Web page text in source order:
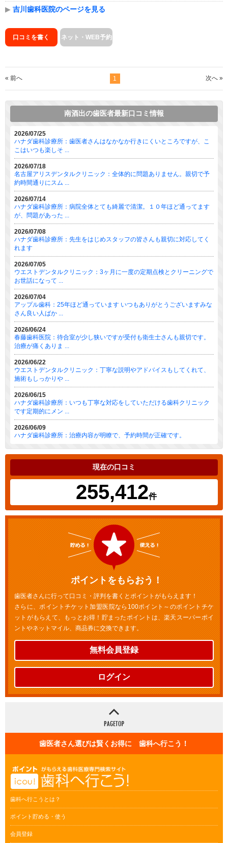
▶ 吉川歯科医院のページを見る
口コミを書く ネット・WEB予約
« 前へ 1 次へ »
南酒出の歯医者最新口コミ情報
2026/07/25
ハナダ歯科診療所：歯医者さんはなかなか行きにくいところですが、こ
こはいつも楽しそ ...
2026/07/18
名古屋アリスデンタルクリニック：全体的に問題ありません。親切で予
約時間通りにスム ...
2026/07/14
ハナダ歯科診療所：病院全体とても綺麗で清潔。１０年ほど通ってます
が、問題があった ...
2026/07/08
ハナダ歯科診療所：先生をはじめスタッフの皆さんも親切に対応してく
れます
2026/07/05
ウエストデンタルクリニック：3ヶ月に一度の定期点検とクリーニングで
お世話になって ...
2026/07/04
アップル歯科：25年ほど通っています いつもありがとうございますみな
さん良い人ばか ...
2026/06/24
春藤歯科医院：待合室が少し狭いですが受付も衛生士さんも親切です。
治療が痛くありま ...
2026/06/22
ウエストデンタルクリニック：丁寧な説明やアドバイスもしてくれて、
施術もしっかりや ...
2026/06/15
ハナダ歯科診療所：いつも丁寧な対応をしていただける歯科クリニック
です定期的にメン ...
2026/06/09
ハナダ歯科診療所：治療内容が明瞭で、予約時間が正確です。
現在の口コミ
255,412件
ポイントをもらおう！
歯医者さんに行って口コミ・評判を書くとポイントがもらえます！
さらに、ポイントチケット加盟医院なら100ポイント～のポイントチケ
ットがもらえて、もっとお得！貯まったポイントは、楽天スーパーポイ
ントやネットマイル、商品券に交換できます。
無料会員登録
ログイン
歯医者さん選びは賢くお得に 歯科へ行こう！
歯科へ行こうとは？
ポイント貯める・使う
会員登録